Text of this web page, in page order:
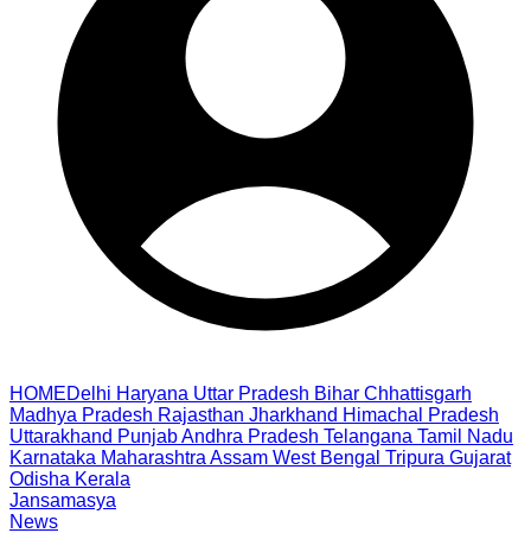
HOMEDelhi Haryana Uttar Pradesh Bihar Chhattisgarh
Madhya Pradesh Rajasthan Jharkhand Himachal Pradesh
Uttarakhand PunjabAndhra Pradesh Telangana Tamil Nadu
Karnataka Maharashtra Assam West Bengal Tripura Gujarat
Odisha Kerala
Jansamasya
News